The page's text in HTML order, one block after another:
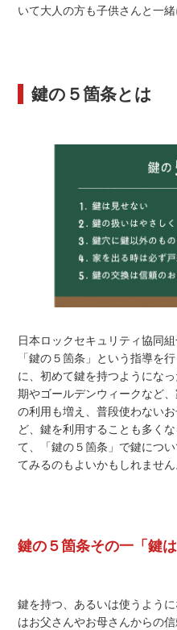
いて大人の方も子供さんと一緒
鍵の５箇条とは
日本ロックセキュリティ協同
「鍵の５箇条」という指導を
に、初めて鍵を持つようにな
期やゴールデンウィークなど
の利用も増え、普段使わない
ど、鍵を利用することも多く
て、「鍵の５箇条」で鍵につ
てみるのもよいかもしれません
鍵の５箇条その一「鍵は
鍵を持つ、あるいは使うよう
はお父さんやお母さんからの